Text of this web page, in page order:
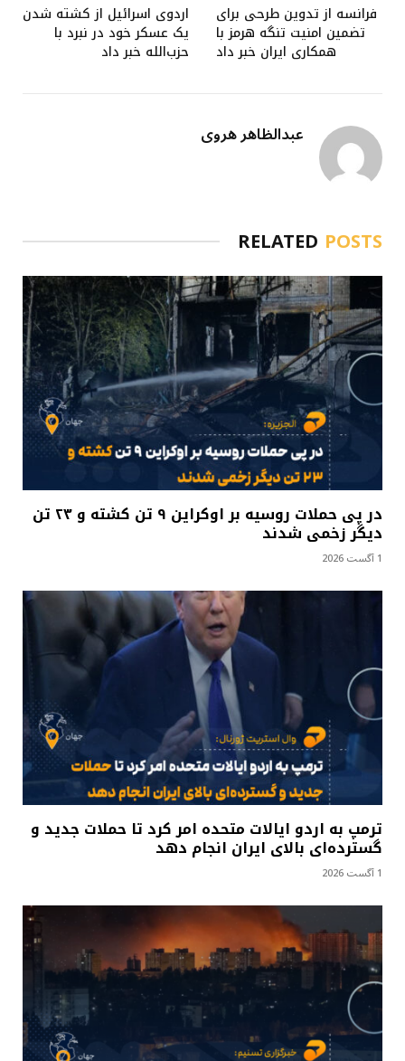
فرانسه از تدوین طرحی برای
تضمین امنیت تنگه هرمز با
همکاری ایران خبر داد
اردوی اسرائیل از کشته شدن
یک عسکر خود در نبرد با
حزب‌الله خبر داد
عبدالظاهر هروی
RELATED POSTS
در پی حملات روسیه بر اوکراین ۹ تن کشته و ۲۳ تن
دیگر زخمی شدند
1 آگست 2026
ترمپ به اردو ایالات متحده امر کرد تا حملات جدید و
گسترده‌ای بالای ایران انجام دهد
1 آگست 2026